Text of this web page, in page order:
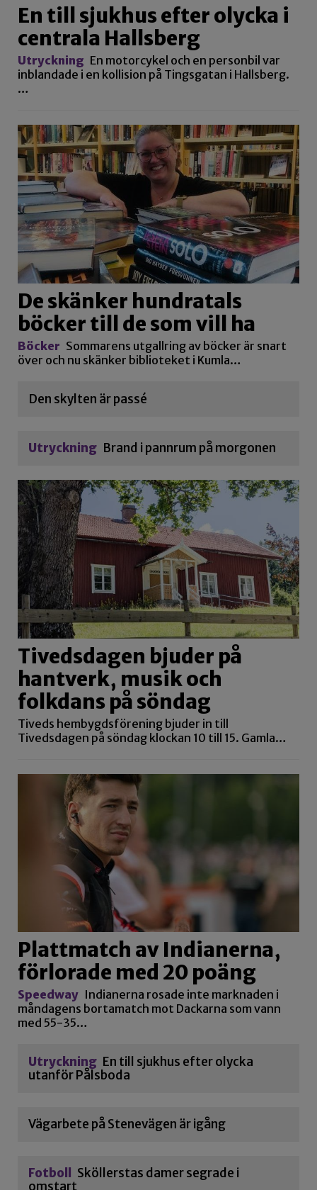
En till sjukhus efter olycka i
centrala Hallsberg
Utryckning En motorcykel och en personbil var
inblandade i en kollision på Tingsgatan i Hallsberg.
…
De skänker hundratals
böcker till de som vill ha
Böcker Sommarens utgallring av böcker är snart
över och nu skänker biblioteket i Kumla…
Den skylten är passé
Utryckning Brand i pannrum på morgonen
Tivedsdagen bjuder på
hantverk, musik och
folkdans på söndag
Tiveds hembygdsförening bjuder in till
Tivedsdagen på söndag klockan 10 till 15. Gamla…
Plattmatch av Indianerna,
förlorade med 20 poäng
Speedway Indianerna rosade inte marknaden i
måndagens bortamatch mot Dackarna som vann
med 55-35…
Utryckning En till sjukhus efter olycka
utanför Pålsboda
Vägarbete på Stenevägen är igång
Fotboll
Sköllerstas damer segrade i
omstart